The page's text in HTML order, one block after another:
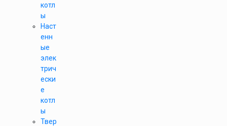
котл
ы
Наст
енн
ые
элек
трич
ески
е
котл
ы
Твер